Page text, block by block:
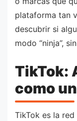
plataforma tan
descubrir si
modo “ninja”,
TikTok:
como
TikTok es la